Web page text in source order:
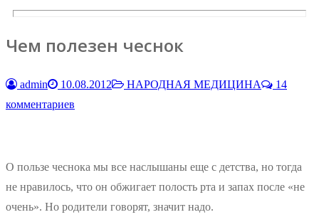
Чем полезен чеснок
admin 10.08.2012 НАРОДНАЯ МЕДИЦИНА
14
комментариев
О пользе чеснока мы все наслышаны еще с детства, но тогда
не нравилось, что он обжигает полость рта и запах после «не
очень». Но родители говорят, значит надо.